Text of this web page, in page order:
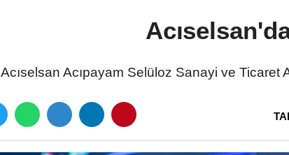
Acıselsan Acıpayam Selüloz Sanayi ve Ticaret